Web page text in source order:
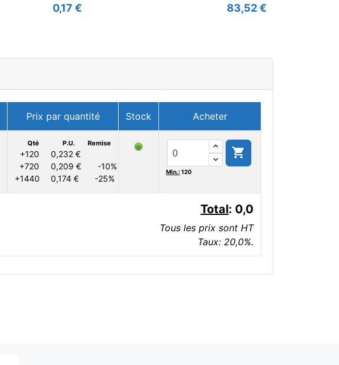
0,17 € 83,52 €
Prix par quantité Stock Acheter
Qté P.U. Remise
+120
0,232 €
+720
0,209 €
-10%
+1440
0,174 € -25%
Min.:120

Total: 0,0
Tous les prix sont HT
Taux: 20,0%.